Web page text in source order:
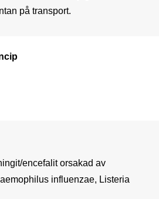
på transport.
encefalit orsakad av
influenzae, Listeria